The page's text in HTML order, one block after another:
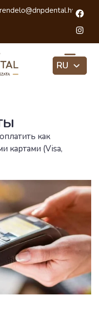
rendelo@dnpdental.hu
RU
как
картами (Visa,